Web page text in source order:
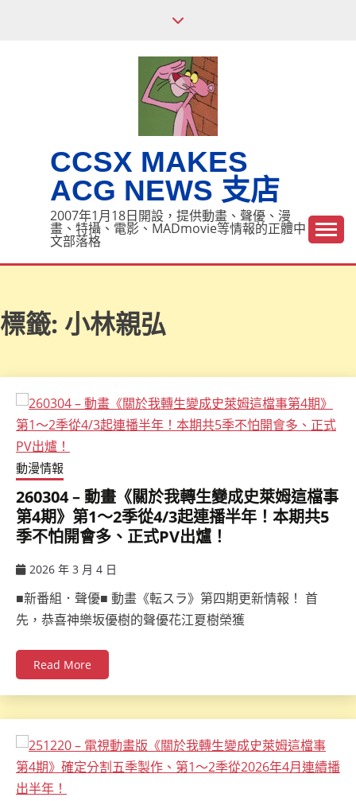
CCSX MAKES
ACG NEWS 支店
2007年1月18日開設，提供動畫、聲優、漫
畫、特攝、電影、MADmovie等情報的正體中
文部落格
標籤: 小林親弘
動漫情報
260304 – 動畫《關於我轉生變成史萊姆這檔事
第4期》第1～2季從4/3起連播半年！本期共5
季不怕開會多、正式PV出爐！
2026 年 3 月 4 日
■新番組．聲優■ 動畫《転スラ》第四期更新情報！ 首
先，恭喜神樂坂優樹的聲優花江夏樹榮獲
Read More